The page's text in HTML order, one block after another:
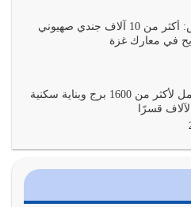
على…
معناه أن تكون نقاط الضعف
إذا…
خير امة أخرجت للناس بالنهوض
يخضع لآرائنا وأهوائنا
صحيفة هآرتس: أكثر من 10 آلاف جندي صهيوني
في معارك غزة
غزة: تدمير كامل لأكثر من 1600 برج وبناية سكنية
قسرًا